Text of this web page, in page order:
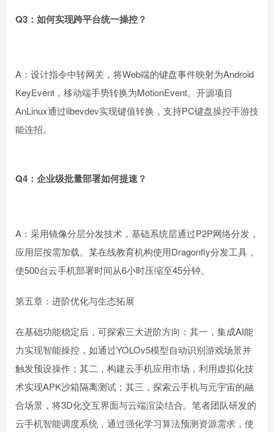
Q3：如何实现跨平台统一操控？
A：设计指令中转网关，将Web端的键盘事件映射为Android
KeyEvent，移动端手势转换为MotionEvent。开源项目
AnLinux通过libevdev实现键值转换，支持PC键盘操控手游技
能连招。
Q4：企业级批量部署如何提速？
A：采用镜像分层分发技术，基础系统层通过P2P网络分发，
应用层按需加载。某在线教育机构使用Dragonfly分发工具，
使500台云手机部署时间从6小时压缩至45分钟。
第五章：进阶优化与生态拓展
在基础功能稳定后，可探索三大进阶方向：其一，集成AI能
力实现智能操控，如通过YOLOv5模型自动识别游戏场景并
触发预设操作；其二，构建云手机应用市场，利用虚拟化技
术实现APK沙箱隔离测试；其三，探索云手机与元宇宙的融
合场景，将3D化交互界面与云端渲染结合。笔者团队研发的
云手机智能调度系统，通过强化学习算法预测资源需求，使